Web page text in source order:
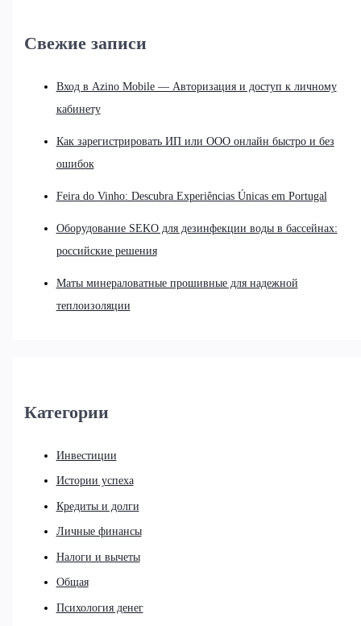
Свежие записи
Вход в Azino Mobile — Авторизация и доступ к личному
кабинету
Как зарегистрировать ИП или ООО онлайн быстро и без
ошибок
Feira do Vinho: Descubra Experiências Únicas em Portugal
Оборудование SEKO для дезинфекции воды в бассейнах:
российские решения
Маты минераловатные прошивные для надежной
теплоизоляции
Категории
Инвестиции
Истории успеха
Кредиты и долги
Личные финансы
Налоги и вычеты
Общая
Психология денег